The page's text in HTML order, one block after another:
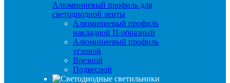
Алюминиевый профиль для
светодиодной ленты
Алюминиевый профиль
накладной П-образный
Алюминиевый профиль
угловой
Врезной
Подвесной